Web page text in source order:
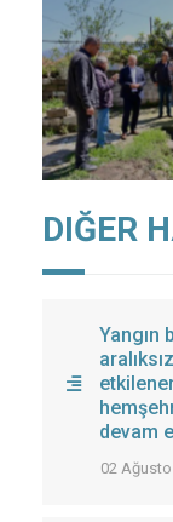
DIĞER
Yangın
devam
02